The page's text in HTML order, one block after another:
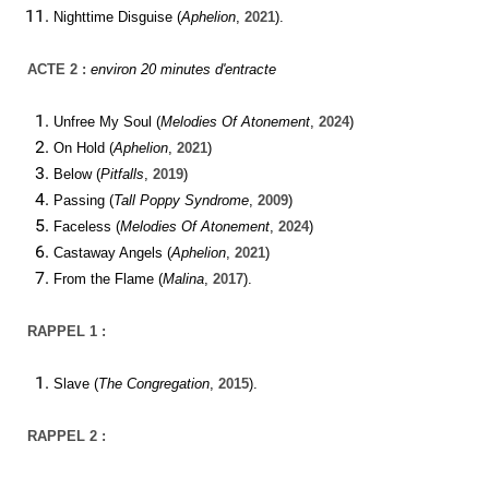
Nighttime Disguise (Aphelion 2021).
ACTE 2 : environ 20 minutes d'entracte
Unfree My Soul (Melodies Of Atonement 2024)
On Hold (Aphelion 2021)
Below (Pitfalls 2019)
Passing (Tall Poppy Syndrome 2009)
Faceless (Melodies Of Atonement 2024)
Castaway Angels (Aphelion 2021)
From the Flame (Malina 2017).
RAPPEL 1 :
Slave (The Congregation 2015).
RAPPEL 2 :